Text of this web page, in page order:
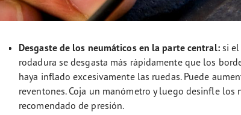
Desgaste de los neumáticos en la parte central:si el
rodadura se desgasta más rápidamente que los
haya inflado excesivamente las ruedas. Puede
reventones. Coja un manómetro y luego desinfle los
recomendado de presión.